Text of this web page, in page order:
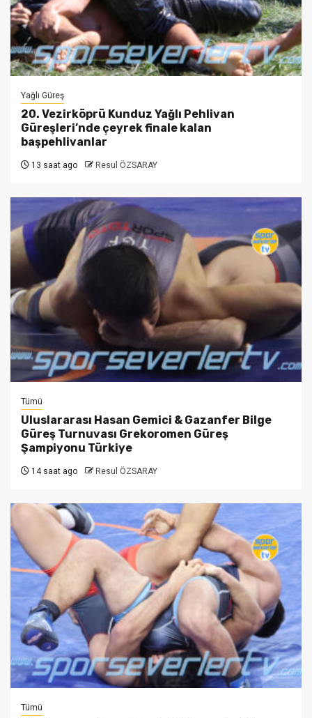
Yağlı Güreş
20. Vezirköprü Kunduz Yağlı Pehlivan
Güreşleri’nde çeyrek finale kalan
başpehlivanlar
13 saat ago Resul ÖZSARAY
Tümü
Uluslararası Hasan Gemici & Gazanfer Bilge
Güreş Turnuvası Grekoromen Güreş
Şampiyonu Türkiye
14 saat ago Resul ÖZSARAY
Tümü